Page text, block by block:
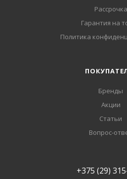
Рассрочка
Гарантия на
Политика
Бренды
Акции
Статьи
Вопрос-
+375 (29)